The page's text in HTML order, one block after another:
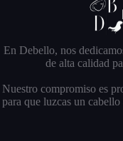
En Debello, nos
de alta calidad
Nuestro compromiso es
para que luzcas un